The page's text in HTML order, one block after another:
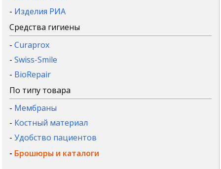
- Изделия РИА
Средства гигиены
-Curaprox
-Swiss-Smile
- BioRepair
По типу товара
- Мембраны
- Костный материал
-Удобство пациентов
- Брошюры и каталоги